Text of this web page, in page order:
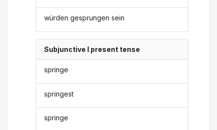
würden gesprungen sein
Subjunctive I present tense
springe
springest
springe